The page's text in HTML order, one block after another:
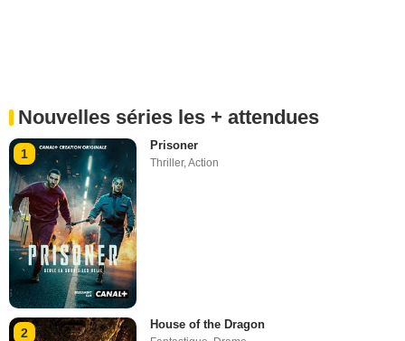
Nouvelles séries les + attendues
1
Prisoner
Thriller,Action
2
House of the Dragon